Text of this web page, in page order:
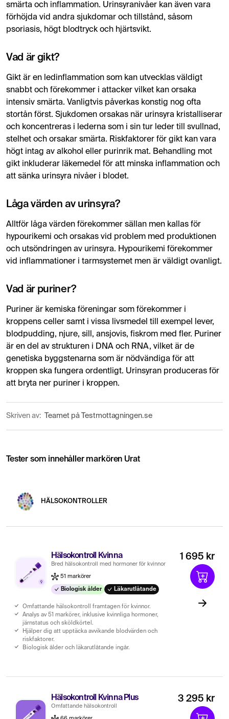
smärta och inflammation. Urinsyranivåer kan även vara
förhöjda vid andra sjukdomar och tillstånd, såsom
psoriasis, högt blodtryck och hjärtsvikt.
Vad är gikt?
Gikt är en ledinflammation som kan utvecklas väldigt
snabbt och förekommer i attacker vilket kan orsaka
intensiv smärta. Vanligtvis påverkas konstig nog ofta
stortån först. Sjukdomen orsakas när urinsyra kristalliserar
och koncentreras i lederna som i sin tur leder till svullnad,
stelhet och orsakar smärta. Riskfaktorer för gikt kan vara
högt intag av alkohol eller purinrik mat. Behandling mot
gikt inkluderar läkemedel för att minska inflammation och
att sänka urinsyra nivåer i blodet.
Låga värden av urinsyra?
Alltför låga värden förekommer sällan men kallas för
hypourikemi och orsakas vid problem med produktionen
och utsöndringen av urinsyra. Hypourikemi förekommer
vid inflammationer i tarmsystemet men är väldigt ovanligt.
Vad är puriner?
Puriner är kemiska föreningar som förekommer i
kroppens celler samt i vissa livsmedel till exempel lever,
blodpudding, njure, sill, ansjovis, fiskrom med fler. Puriner
är en del av strukturen i DNA och RNA, vilket är de
genetiska byggstenarna som är nödvändiga för att
kroppen ska fungera ordentligt. Urinsyran produceras för
att bryta ner puriner i kroppen.
Skriven av: Teamet på Testmottagningen.se
Tester som innehåller markören Urat
HÄLSOKONTROLLER
Hälsokontroll Kvinna
Bred hälsokontroll med hormoner för kvinnor
51 markörer
Biologisk ålder Läkarutlåtande
Omfattande hälsokontroll framtagen för kvinnor.
Analys av 51 markörer, inklusive kvinnliga hormoner,
järnstatus och sköldkörtel.
Hjälper dig att upptäcka avvikande blodvärden och
riskfaktorer.
Biologisk ålder och läkarutlåtande ingår.
1 695 kr
Hälsokontroll Kvinna Plus
Omfattande hälsokontroll
3 295 kr